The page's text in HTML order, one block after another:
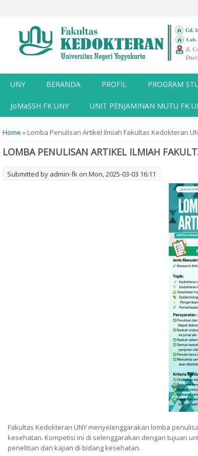
UNY BERANDA PROFIL PROGRAM
JoMaSSH FK UNY UNIT PENJAMINAN MUTU FK
You are here
Home » Lomba Penulisan Artikel Ilmiah Fakultas Kedokteran
LOMBA PENULISAN ARTIKEL ILMIAH
Submitted by admin-fk on Mon, 2025-03-03 16:11
Fakultas Kedokteran UNY menyelenggarakan lomba
kesehatan. Kompetisi ini di selenggarakan dengan tujuan
penelitian dan kajian di bidang kesehatan.